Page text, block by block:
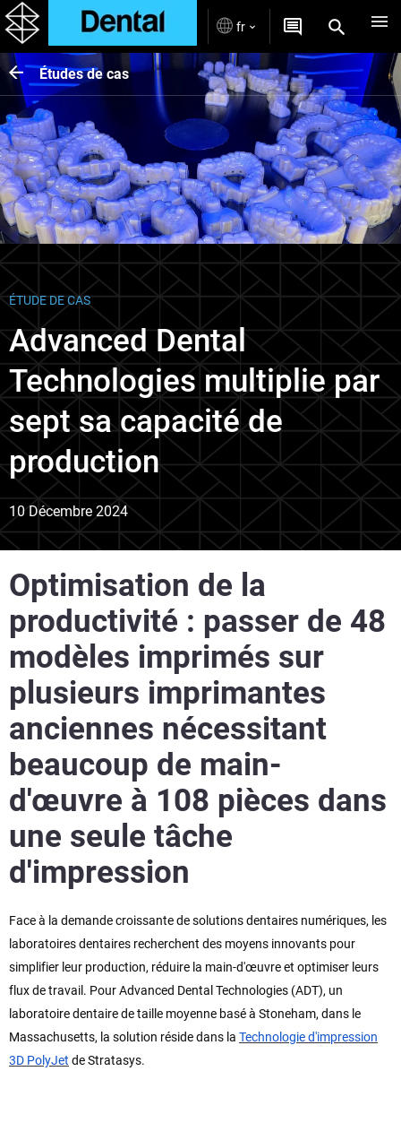
fr
Études de cas
ÉTUDE DE CAS
Advanced Dental
Technologies multiplie par
sept sa capacité de
production
10 Décembre 2024
Optimisation de la
productivité : passer de 48
modèles imprimés sur
plusieurs imprimantes
anciennes nécessitant
beaucoup de main-
d'œuvre à 108 pièces dans
une seule tâche
d'impression
Face à la demande croissante de solutions dentaires numériques, les
laboratoires dentaires recherchent des moyens innovants pour
simplifier leur production, réduire la main-d'œuvre et optimiser leurs
flux de travail. Pour Advanced Dental Technologies (ADT), un
laboratoire dentaire de taille moyenne basé à Stoneham, dans le
Massachusetts, la solution réside dans la Technologie d'impression
3D PolyJet de Stratasys.